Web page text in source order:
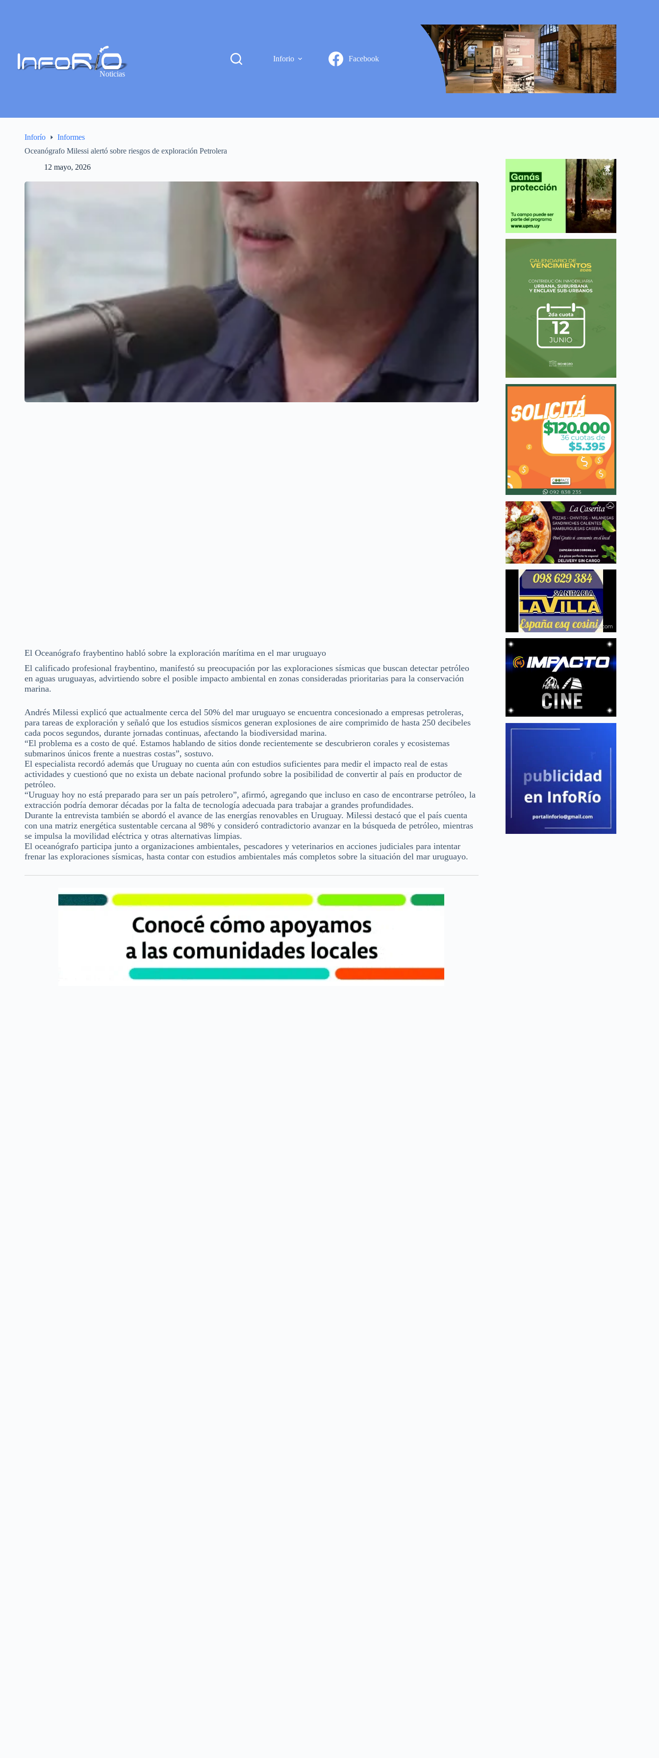
Noticias
Inforio Facebook
Inforío
Informes
Oceanógrafo Milessi alertó sobre riesgos de exploración Petrolera
12 mayo, 2026
El Oceanógrafo fraybentino habló sobre la exploración marítima en el mar uruguayo
El calificado profesional fraybentino, manifestó su preocupación por las exploraciones sísmicas que buscan detectar petróleo
en aguas uruguayas, advirtiendo sobre el posible impacto ambiental en zonas consideradas prioritarias para la conservación
marina.
Andrés Milessi explicó que actualmente cerca del 50% del mar uruguayo se encuentra concesionado a empresas petroleras,
para tareas de exploración y señaló que los estudios sísmicos generan explosiones de aire comprimido de hasta 250 decibeles
cada pocos segundos, durante jornadas continuas, afectando la biodiversidad marina.
“El problema es a costo de qué. Estamos hablando de sitios donde recientemente se descubrieron corales y ecosistemas
submarinos únicos frente a nuestras costas”, sostuvo.
El especialista recordó además que Uruguay no cuenta aún con estudios suficientes para medir el impacto real de estas
actividades y cuestionó que no exista un debate nacional profundo sobre la posibilidad de convertir al país en productor de
petróleo.
“Uruguay hoy no está preparado para ser un país petrolero”, afirmó, agregando que incluso en caso de encontrarse petróleo, la
extracción podría demorar décadas por la falta de tecnología adecuada para trabajar a grandes profundidades.
Durante la entrevista también se abordó el avance de las energías renovables en Uruguay. Milessi destacó que el país cuenta
con una matriz energética sustentable cercana al 98% y consideró contradictorio avanzar en la búsqueda de petróleo, mientras
se impulsa la movilidad eléctrica y otras alternativas limpias.
El oceanógrafo participa junto a organizaciones ambientales, pescadores y veterinarios en acciones judiciales para intentar
frenar las exploraciones sísmicas, hasta contar con estudios ambientales más completos sobre la situación del mar uruguayo.